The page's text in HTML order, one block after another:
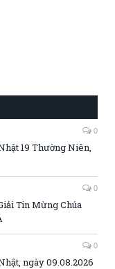
0
19 Thường Niên,
0
Tin Mừng Chúa
0
ngày 09.08.2026